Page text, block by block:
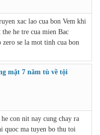
xac lao cua bon Vem khi
he tre cua mien Bac
se la mot tinh cua bon
mặt 7 năm tù về tội
con nit nay cung chay ra
quoc ma tuyen bo thu toi